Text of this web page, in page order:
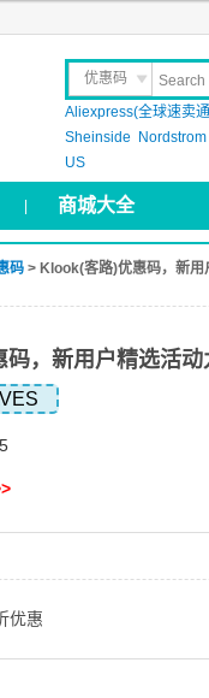
优惠码
晒 单
Aliexpress(全球速卖
Sheinside
US
商城大全
码 > Klook(客路)优惠码，新用
，新用户精选活动
优惠